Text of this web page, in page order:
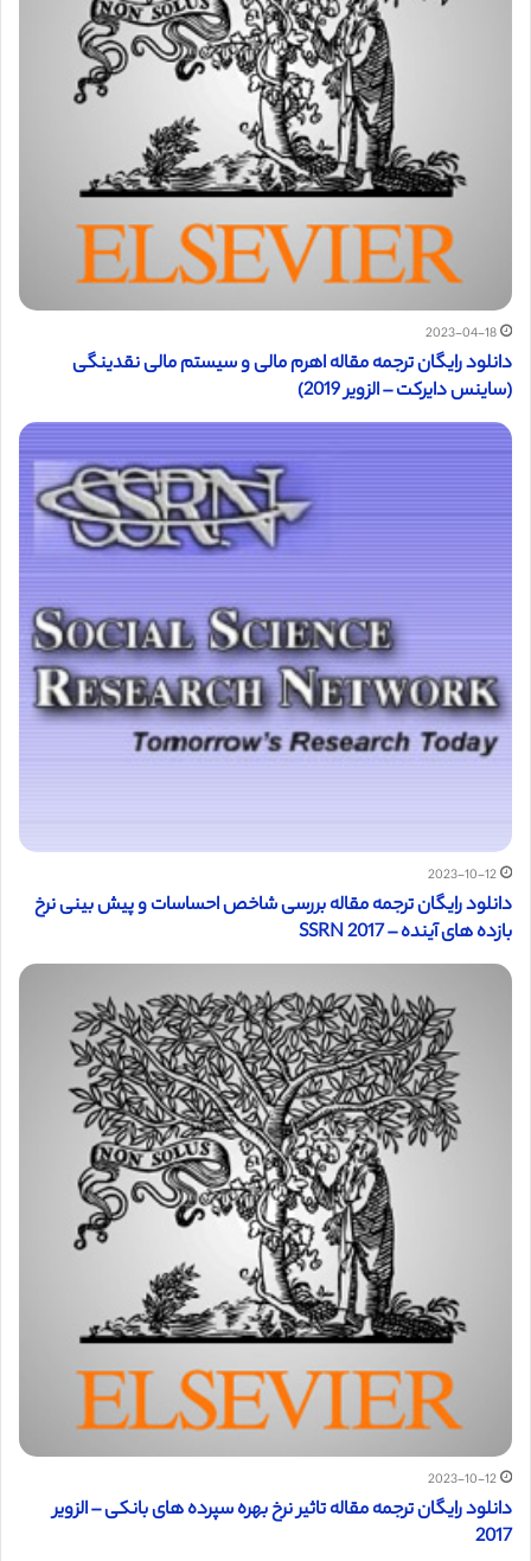
2023-04-18
دانلود رایگان ترجمه مقاله اهرم مالی و سیستم مالی نقدینگی
(ساینس دایرکت – الزویر 2019)
2023-10-12
دانلود رایگان ترجمه مقاله بررسی شاخص احساسات و پیش بینی نرخ
بازده های آینده – SSRN 2017
2023-10-12
دانلود رایگان ترجمه مقاله تاثیر نرخ بهره سپرده های بانکی – الزویر
2017